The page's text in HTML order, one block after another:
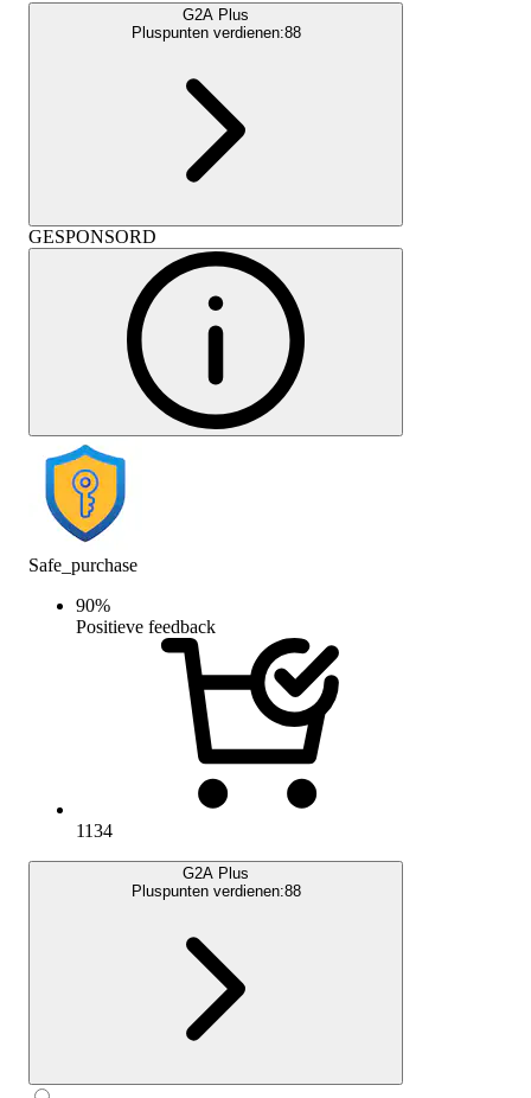
G2A Plus
Pluspunten verdienen:88
GESPONSORD
Safe_purchase
90%
Positieve feedback
1134
G2A Plus
Pluspunten verdienen:88